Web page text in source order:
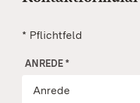
* Pflichtfeld
ANREDE*